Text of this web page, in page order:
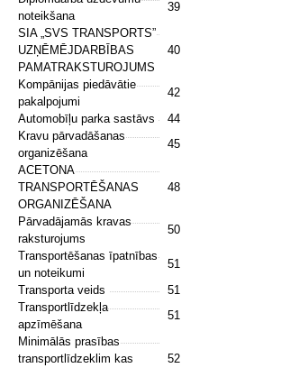
noteikšana
39
SIA „SVS TRANSPORTS”
UZŅĒMĒJDARBĪBAS
PAMATRAKSTUROJUMS
40
Kompānijas piedāvātie
pakalpojumi
42
Automobīļu parka sastāvs
44
Kravu pārvadāšanas
organizēšana
45
ACETONA
TRANSPORTĒŠANAS
ORGANIZĒŠANA
48
Pārvadājamās kravas
raksturojums
50
Transportēšanas īpatnības
un noteikumi
51
Transporta veids
51
Transportlīdzekļa
apzīmēšana
51
Minimālās prasības
transportlīdzeklim kas
52